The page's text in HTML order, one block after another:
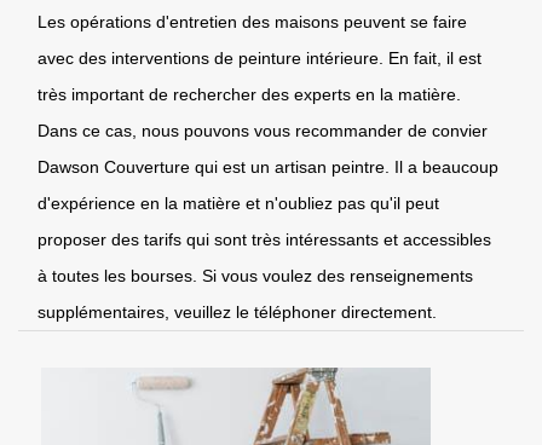
Les opérations d'entretien des maisons peuvent se faire
avec des interventions de peinture intérieure. En fait, il est
très important de rechercher des experts en la matière.
Dans ce cas, nous pouvons vous recommander de convier
Dawson Couverture qui est un artisan peintre. Il a beaucoup
d'expérience en la matière et n'oubliez pas qu'il peut
proposer des tarifs qui sont très intéressants et accessibles
à toutes les bourses. Si vous voulez des renseignements
supplémentaires, veuillez le téléphoner directement.